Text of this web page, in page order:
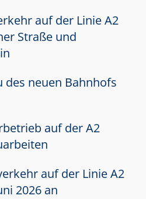
auf der Linie A2
Straße und
des neuen Bahnhofs
auf der A2
auf der Linie A2
2026 an